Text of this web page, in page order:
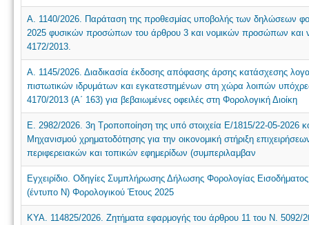
Α. 1140/2026. Παράταση της προθεσμίας υποβολής των δηλώσεων
2025 φυσικών προσώπων του άρθρου 3 και νομικών προσώπων και
4172/2013.
Α. 1145/2026. Διαδικασία έκδοσης απόφασης άρσης κατάσχεσης
πιστωτικών ιδρυμάτων και εγκατεστημένων στη χώρα λοιπών
4170/2013 (Α΄ 163) για βεβαιωμένες οφειλές στη Φορολογική Διοίκη
Ε. 2982/2026. 3η Τροποποίηση της υπό στοιχεία Ε/1815/22-05-2026
Μηχανισμού χρηματοδότησης για την οικονομική στήριξη
περιφερειακών και τοπικών εφημερίδων (συμπεριλαμβαν
Εγχειρίδιο. Οδηγίες Συμπλήρωσης Δήλωσης Φορολογίας
(έντυπο Ν) Φορολογικού Έτους 2025
ΚΥΑ. 114825/2026. Ζητήματα εφαρμογής του άρθρου 11 του Ν. 5092/